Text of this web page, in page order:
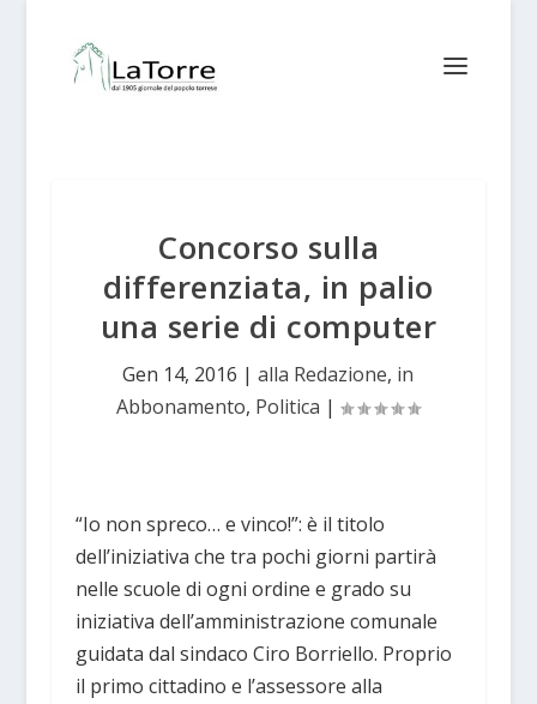
Concorso sulla
differenziata, in palio
una serie di computer
Gen 14, 2016 |alla Redazione, in
Abbonamento, Politica |
“Io non spreco… e vinco!”: è il titolo
dell’iniziativa che tra pochi giorni partirà
nelle scuole di ogni ordine e grado su
iniziativa dell’amministrazione comunale
guidata dal sindaco Ciro Borriello. Proprio
il primo cittadino e l’assessore alla